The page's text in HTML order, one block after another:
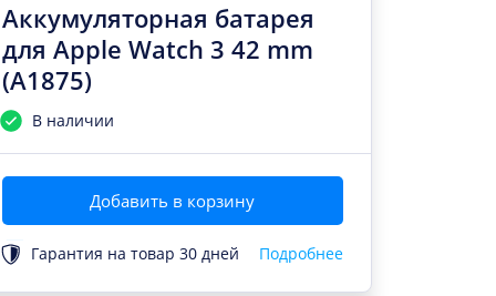
Аккумуляторная батарея
для Apple Watch 3 42 mm
(A1875)
В наличии
Добавить в корзину
Гарантия на товар 30 дней Подробнее